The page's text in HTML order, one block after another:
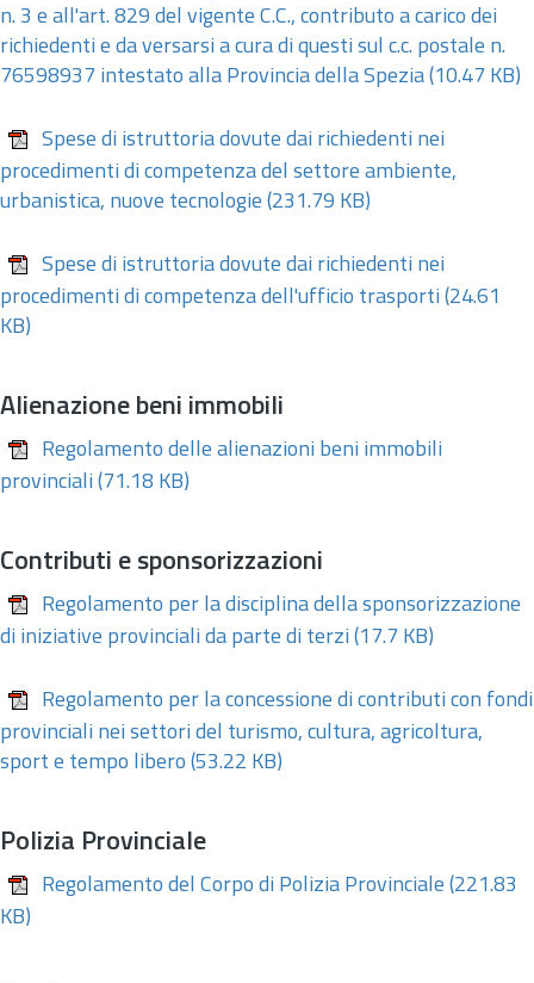
n. 3 e all'art. 829 del vigente C.C., contributo a carico dei
richiedenti e da versarsi a cura di questi sul c.c. postale n.
76598937 intestato alla Provincia della Spezia (10.47 KB)
Spese di istruttoria dovute dai richiedenti nei
procedimenti di competenza del settore ambiente,
urbanistica, nuove tecnologie (231.79 KB)
Spese di istruttoria dovute dai richiedenti nei
procedimenti di competenza dell'ufficio trasporti (24.61
KB)
Alienazione beni immobili
Regolamento delle alienazioni beni immobili
provinciali (71.18 KB)
Contributi e sponsorizzazioni
Regolamento per la disciplina della sponsorizzazione
di iniziative provinciali da parte di terzi (17.7 KB)
Regolamento per la concessione di contributi con fondi
provinciali nei settori del turismo, cultura, agricoltura,
sport e tempo libero (53.22 KB)
Polizia Provinciale
Regolamento del Corpo di Polizia Provinciale (221.83
KB)